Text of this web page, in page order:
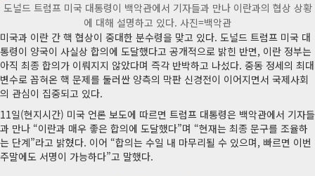
도널드 트럼프 미국 대통령이 백악관에서 기자들과 만나 이란과의 협상 상황
에 대해 설명하고 있다. 사진=백악관
미국과 이란 간 핵 협상이 중대한 분수령을 맞고 있다. 도널드 트럼프 미국 대
통령이 양국이 사실상 합의에 도달했다고 공개적으로 밝힌 반면, 이란 정부는
아직 최종 합의가 이뤄지지 않았다며 즉각 반박하고 나섰다. 중동 정세의 최대
변수로 꼽혀온 핵 문제를 둘러싼 양측의 막판 신경전이 이어지면서 국제사회
의 관심이 집중되고 있다.
11일(현지시간) 미국 언론 보도에 따르면 트럼프 대통령은 백악관에서 기자들
과 만나 “이란과 매우 좋은 합의에 도달했다”며 “현재는 최종 문구를 조율하
는 단계”라고 밝혔다. 이어 “합의는 수일 내 마무리될 수 있으며, 빠르면 이번
주말에도 서명이 가능하다”고 말했다.